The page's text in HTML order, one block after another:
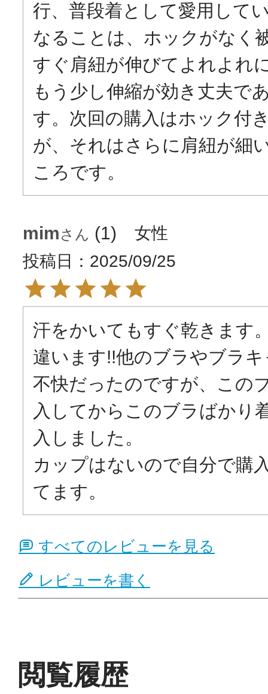
行、普段着として愛用して
なることは、ホックがなく
すぐ肩紐が伸びてよれよれ
もう少し伸縮が効き丈夫で
す。次回の購入はホック付
が、それはさらに肩紐が細
ころです。
mim 1
女性
投稿日
2025/09/25
汗をかいてもすぐ乾きます
違います!!他のブラやブラ
不快だったのですが、この
入してからこのブラばかり
入しました。
カップはないので自分で購
てます。
すべてのレビューを見る
レビューを書く
閲覧履歴